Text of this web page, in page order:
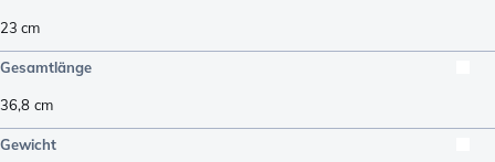
23 cm
Gesamtlänge
36,8 cm
Gewicht